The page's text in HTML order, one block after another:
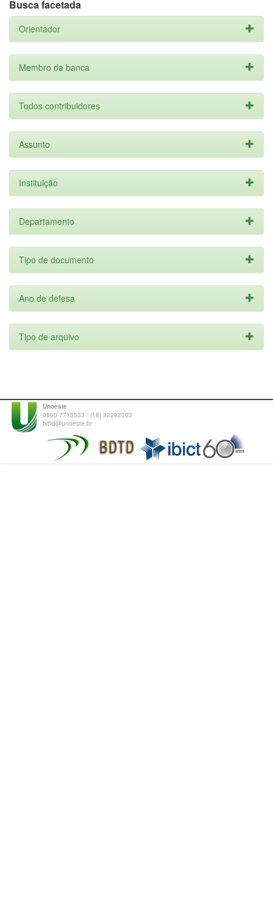
Busca facetada
Orientador
Membro da banca
Todos contribuidores
Assunto
Instituição
Departamento
Tipo de documento
Ano de defesa
Tipo de arquivo
Unoeste
0800 7715533 / (18) 32292003
bdtd@unoeste.br